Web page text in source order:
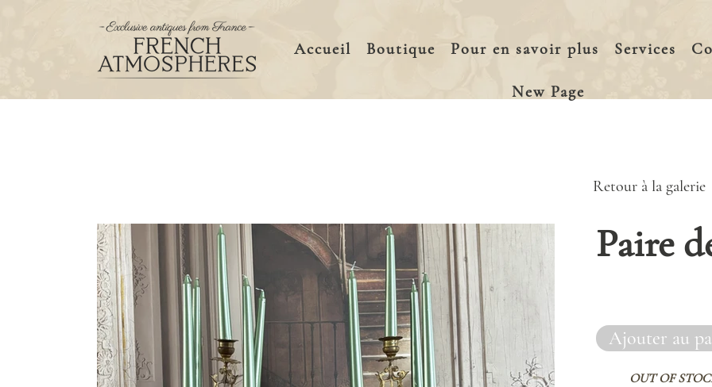
Accueil Boutique Pour en savoir plus Services
New Page
Retour à la galerie
OUT OF
Paire
Ajouter au